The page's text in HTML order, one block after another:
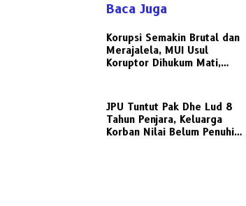
Baca Juga
Korupsi Semakin Brutal dan
Merajalela, MUI Usul
Koruptor Dihukum Mati,
JPU Tuntut Pak Dhe Lud 8
Tahun Penjara, Keluarga
Korban Nilai Belum Penuhi